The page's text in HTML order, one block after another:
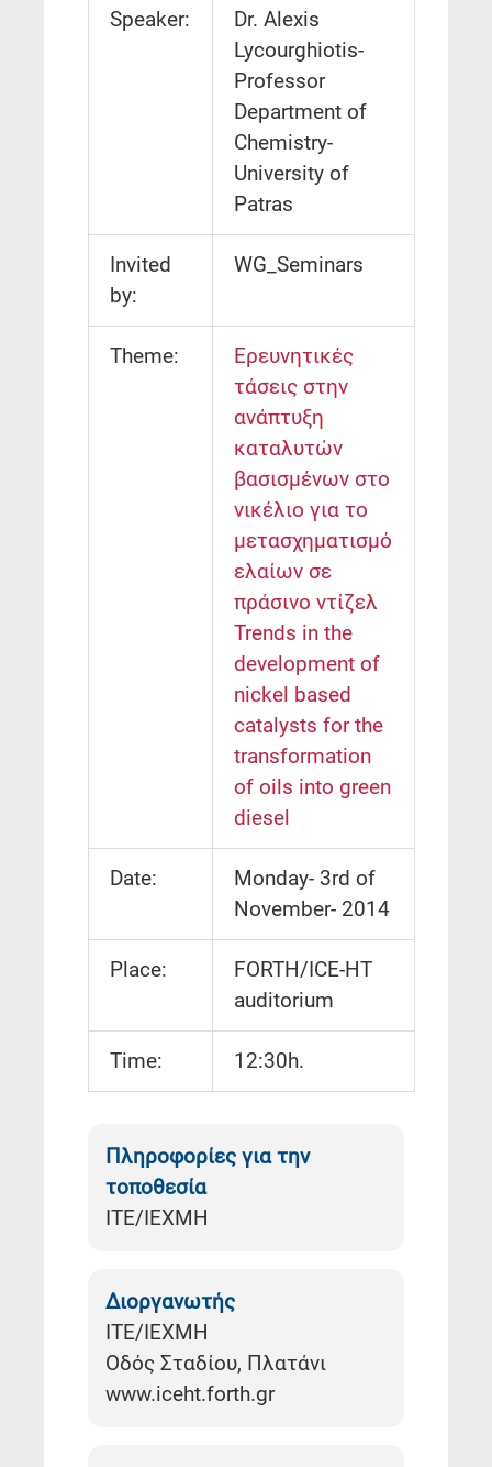
Speaker:
Dr. Alexis
Lycourghiotis-
Professor
Department of
Chemistry-
University of
Patras
Invited
by:
WG_Seminars
Theme:
Ερευνητικές
τάσεις στην
ανάπτυξη
καταλυτών
βασισμένων στο
νικέλιο για το
μετασχηματισμό
ελαίων σε
πράσινο ντίζελ
Trends in the
development of
nickel based
catalysts for the
transformation
of oils into green
diesel
Date:
Monday- 3rd of
November- 2014
Place:
FORTH/ICE-HT
auditorium
Time: 12:30h.
Πληροφορίες για την
τοποθεσία
ΙΤΕ/ΙΕΧΜΗ
Διοργανωτής
ΙΤΕ/ΙΕΧΜΗ
Οδός Σταδίου, Πλατάνι
www.iceht.forth.gr